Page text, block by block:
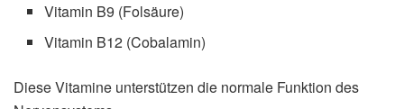
Vitamin B9 (Folsäure)
Vitamin B12 (Cobalamin)
Diese Vitamine unterstützen die normale Funktion des